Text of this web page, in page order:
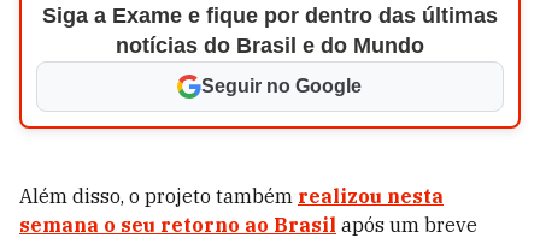
Siga a Exame e fique por dentro das últimas
notícias do Brasil e do Mundo
Seguir no Google
Além disso, o projeto também realizou nesta
semana o seu retorno ao Brasil após um breve